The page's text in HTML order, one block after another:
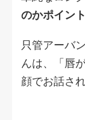
のかポイン
只管アーバ
んは、「唇
顔でお話さ